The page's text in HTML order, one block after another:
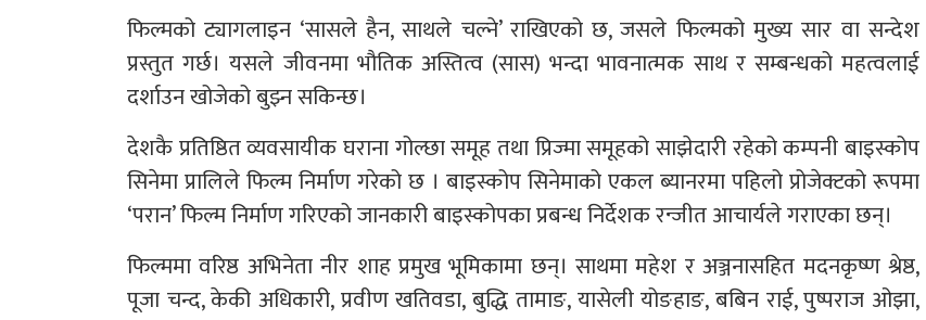
फिल्मको ट्यागलाइन ‘सासले हैन, साथले चल्ने’ राखिएको छ, जसले फिल्मको मुख्य सार वा सन्देश
प्रस्तुत गर्छ। यसले जीवनमा भौतिक अस्तित्व (सास) भन्दा भावनात्मक साथ र सम्बन्धको महत्वलाई
दर्शाउन खोजेको बुझ्न सकिन्छ।
देशकै प्रतिष्ठित व्यवसायीक घराना गोल्छा समूह तथा प्रिज्मा समूहको साझेदारी रहेको कम्पनी बाइस्कोप
सिनेमा प्रालिले फिल्म निर्माण गरेको छ । बाइस्कोप सिनेमाको एकल ब्यानरमा पहिलो प्रोजेक्टको रूपमा
‘परान’ फिल्म निर्माण गरिएको जानकारी बाइस्कोपका प्रबन्ध निर्देशक रन्जीत आचार्यले गराएका छन्।
फिल्ममा वरिष्ठ अभिनेता नीर शाह प्रमुख भूमिकामा छन्। साथमा महेश र अञ्जनासहित मदनकृष्ण श्रेष्ठ,
पूजा चन्द, केकी अधिकारी, प्रवीण खतिवडा, बुद्धि तामाङ, यासेली योङहाङ, बबिन राई, पुष्पराज ओझा,